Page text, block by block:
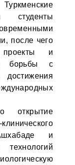
студенты
после чего
проекты и
борьбы с
открытие
и
технологий